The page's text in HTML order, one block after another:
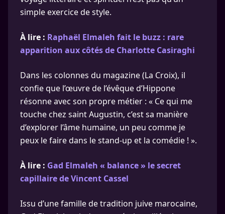
simple exercice de style.
À lire : Raphaël Elmaleh fait le buzz : rare
apparition aux côtés de Charlotte Casiraghi
Dans les colonnes du magazine (La Croix), il
confie que l’œuvre de l’évêque d’Hippone
résonne avec son propre métier : « Ce qui me
touche chez saint Augustin, c’est sa manière
d’explorer l’âme humaine, un peu comme je
peux le faire dans le stand-up et la comédie ! ».
À lire : Gad Elmaleh « balance » le secret
capillaire de Vincent Cassel
Issu d’une famille de tradition juive marocaine,